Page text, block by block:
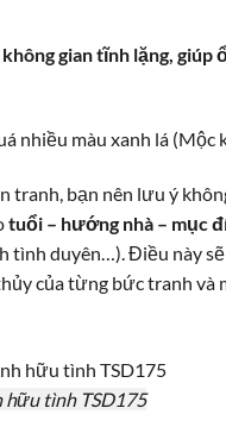
gian tĩnh lặng, giúp
nhiều màu xanh lá (Mộc
tranh, bạn nên lưu ý
tuổi – hướng nhà – mục
tình duyên…). Điều này
của từng bức tranh và
hữu tình TSD175